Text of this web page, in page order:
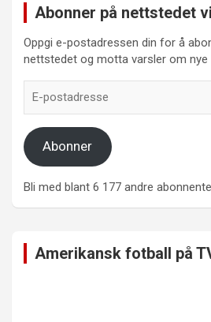
Abonner på nettstedet
Oppgi e-postadressen din for å
nettstedet og motta varsler om nye
postadresse
Abonner
Bli med blant 6 177 andre
Amerikansk fotball på